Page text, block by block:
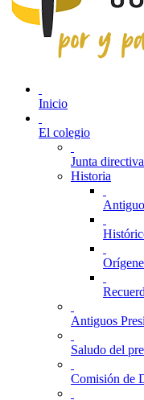
Inicio
El colegio
Junta directiva
Historia
Antiguos
Saludo del
Comisión de